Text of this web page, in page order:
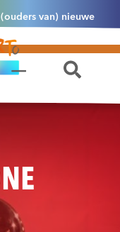
van) nieuwe
Essen